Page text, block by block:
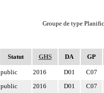
Statut GHS DA GP
public 2016 D01 C07
public 2016 D01 C07
Groupe de type